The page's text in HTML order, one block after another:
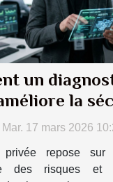
un
la
Mar. 17 mars 2026
privée repose sur
des risques et